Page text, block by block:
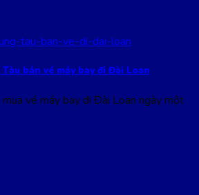
bán vé máy bay đi Đài Loan
mua vé máy bay đi Đài Loan ngày một